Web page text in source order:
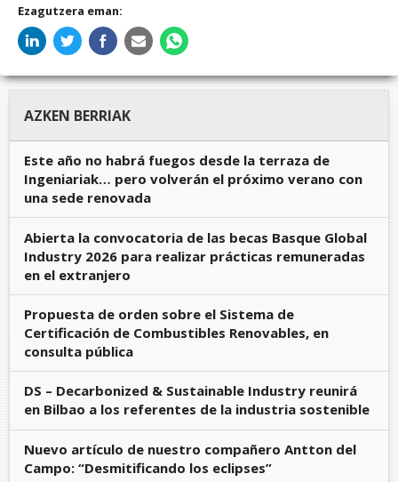
Ezagutzera eman:
AZKEN BERRIAK
Este año no habrá fuegos desde la terraza de
Ingeniariak… pero volverán el próximo verano con
una sede renovada
Abierta la convocatoria de las becas Basque Global
Industry 2026 para realizar prácticas remuneradas
en el extranjero
Propuesta de orden sobre el Sistema de
Certificación de Combustibles Renovables, en
consulta pública
DS – Decarbonized & Sustainable Industry reunirá
en Bilbao a los referentes de la industria sostenible
Nuevo artículo de nuestro compañero Antton del
Campo: “Desmitificando los eclipses”